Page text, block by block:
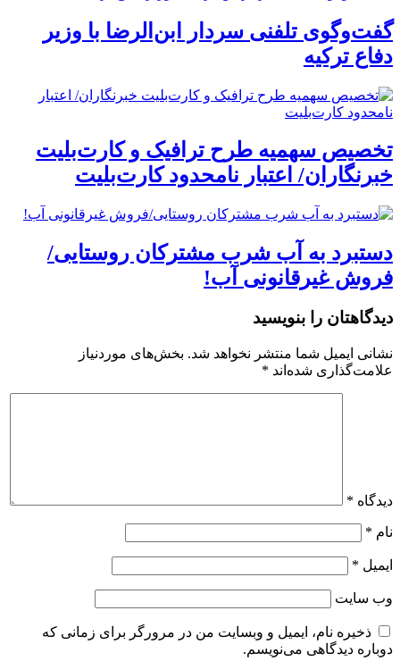
گفت‌وگوی تلفنی سردار ابن‌الرضا با وزیر
دفاع ترکیه
تخصیص سهمیه طرح ترافیک و کارت‌بلیت
خبرنگاران/ اعتبار نامحدود کارت‌بلیت
دستبرد به آب شرب مشترکان روستایی/
فروش غیرقانونی آب!
دیدگاهتان را بنویسید
نشانی ایمیل شما منتشر نخواهد شد. بخش‌های موردنیاز
علامت‌گذاری شده‌اند *
دیدگاه *
نام *
ایمیل *
وب‌ سایت
ذخیره نام، ایمیل و وبسایت من در مرورگر برای زمانی که
دوباره دیدگاهی می‌نویسم.